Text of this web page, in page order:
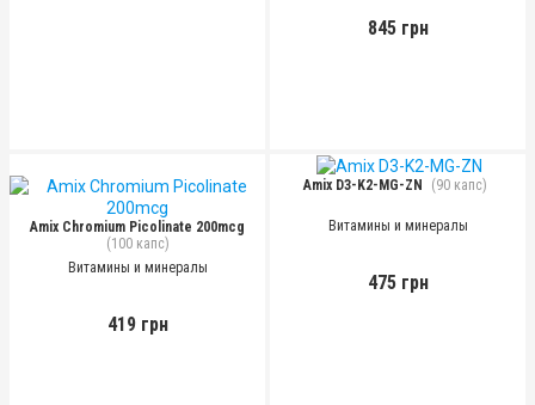
845 грн
Amix Chromium Picolinate 200mcg
(100 капс)
Витамины и минералы
419 грн
Amix D3-K2-MG-ZN (90 капс)
Витамины и минералы
475 грн